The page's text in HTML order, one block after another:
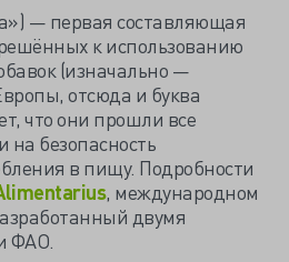
— первая составляющая
к использованию
(изначально —
отсюда и буква
что они прошли все
безопасность
в пищу. Подробности
, международном
двумя
ФАО.